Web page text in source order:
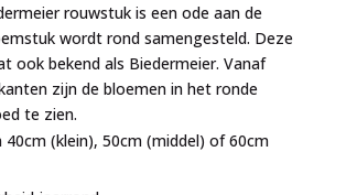
rouwstuk is een ode aan de
wordt rond samengesteld. Deze
ook bekend als Biedermeier. Vanaf
zijn de bloemen in het ronde
te zien.
(klein), 50cm (middel) of 60cm